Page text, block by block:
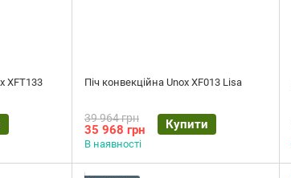
XFT133
Піч конвекційна Unox XF013 Lisa
39 964 грн
35 968 грн Купити
В наявності